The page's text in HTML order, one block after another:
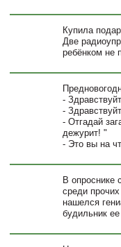
Купила
Две
ребёнком не
-
-
- Отгадай
дежурит! "
- Это вы на
В опроснике
среди
нашелся
будильник ее